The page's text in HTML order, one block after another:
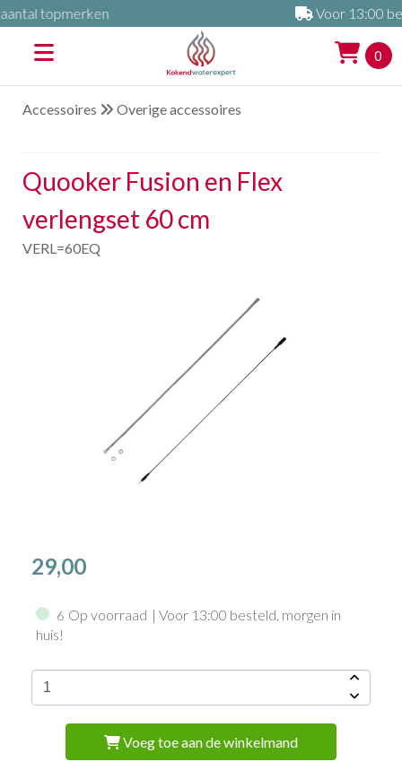
Voor 13:00 besteld is morgen al in huis
0
Accessoires Overige accessoires
Quooker Fusion en Flex
verlengset 60 cm
VERL=60EQ
29,00
6 Op voorraad | Voor 13:00 besteld, morgen in
huis!
Voeg toe aan de winkelmand